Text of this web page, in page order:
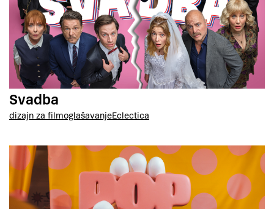
Svadba
dizajn za filmoglašavanjeEclectica